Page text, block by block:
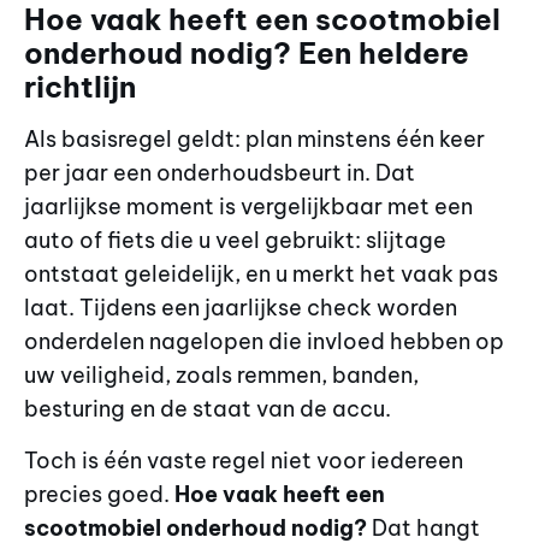
Hoe vaak heeft een scootmobiel
onderhoud nodig? Een heldere
richtlijn
Als basisregel geldt: plan minstens één keer
per jaar een onderhoudsbeurt in. Dat
jaarlijkse moment is vergelijkbaar met een
auto of fiets die u veel gebruikt: slijtage
ontstaat geleidelijk, en u merkt het vaak pas
laat. Tijdens een jaarlijkse check worden
onderdelen nagelopen die invloed hebben op
uw veiligheid, zoals remmen, banden,
besturing en de staat van de accu.
Toch is één vaste regel niet voor iedereen
precies goed. Hoe vaak heeft een
scootmobiel onderhoud nodig? Dat hangt